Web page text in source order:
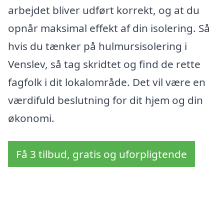
arbejdet bliver udført korrekt, og at du
opnår maksimal effekt af din isolering. Så
hvis du tænker på hulmursisolering i
Venslev, så tag skridtet og find de rette
fagfolk i dit lokalområde. Det vil være en
værdifuld beslutning for dit hjem og din
økonomi.
Få 3 tilbud, gratis og uforpligtende